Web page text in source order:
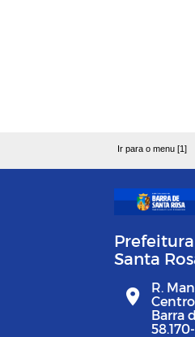
Ir para o menu [1]
Santa
R.
Centro
Barra